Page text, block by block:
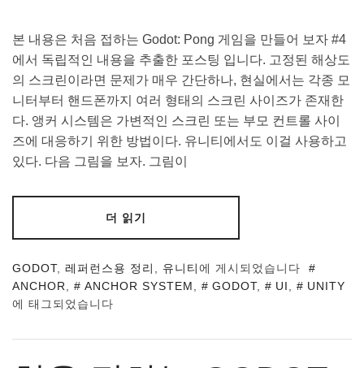
본 내용은 처음 접하는 Godot: Pong 게임을 만들어 보자 #4
에서 독립적인 내용을 추출한 포스팅 입니다. 고정된 해상도
의 스크린이라면 문제가 매우 간단하나, 현실에서는 각종 모
니터부터 핸드폰까지 여러 형태의 스크린 사이즈가 존재한
다. 앵커 시스템은 가변적인 스크린 또는 부모 컨트롤 사이
즈에 대응하기 위한 방법이다. 유니티에서도 이걸 사용하고
있다. 다음 그림을 보자. 그림이
더 읽기
GODOT, 레퍼런스용 정리 유니티에 게시되었습니다
ANCHOR
ANCHOR SYSTEM GODOT, UI
UNITY
에 태그되었습니다